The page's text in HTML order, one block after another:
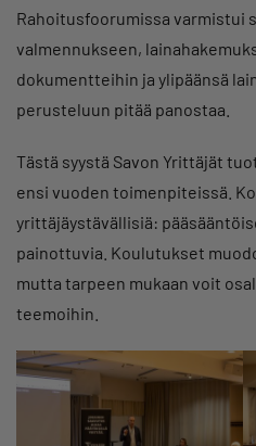
Rahoitusfoorumissa varmistui
valmennukseen,
dokumentteihin ja ylipäänsä
perusteluun pitää panostaa.
Tästä syystä Savon Yrittäjät
ensi vuoden toimenpiteissä.
yrittäjäystävällisiä:
painottuvia. Koulutukset
mutta tarpeen mukaan voit
teemoihin.